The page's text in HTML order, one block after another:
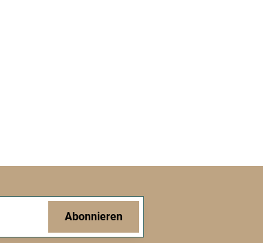
Abonnieren